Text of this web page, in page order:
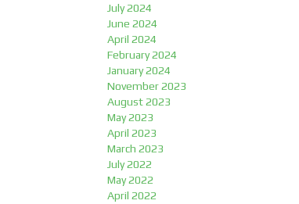
July 2024
June 2024
April 2024
February 2024
January 2024
November 2023
August 2023
May 2023
April 2023
March 2023
July 2022
May 2022
April 2022